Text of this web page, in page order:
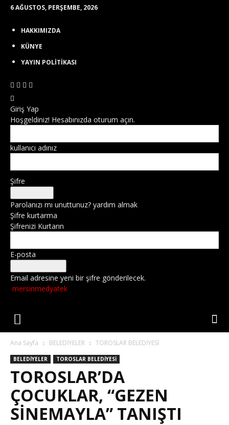
6 AĞUSTOS, PERŞEMBE, 2026
HAKKIMIZDA
KÜNYE
YAYIN POLİTİKASI
Giriş Yap
Hoşgeldiniz! Hesabınızda oturum açın.
kullanıcı adınız
Şifre
Parolanızı mı unuttunuz? yardım almak
Şifre kurtarma
Şifrenizi Kurtarın
E-posta
Email adresine yeni bir şifre gönderilecek.
mersinmedyatek
Ana Sayfa BELEDİYELER TOROSLAR BELEDİYESİ
BELEDİYELER TOROSLAR BELEDİYESİ
TOROSLAR’DA
ÇOCUKLAR, “GEZEN
SİNEMAYLA” TANIŞTI